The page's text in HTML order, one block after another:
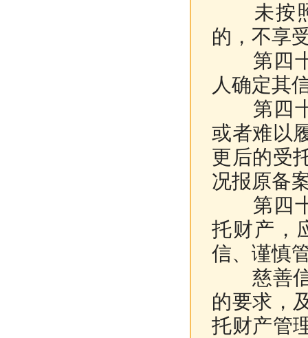
未按照
的，不享
第四十
人确定其
第四十
或者难以
更后的受
况报原备
第四十
托财产，
信、谨慎
慈善信
的要求，
托财产管